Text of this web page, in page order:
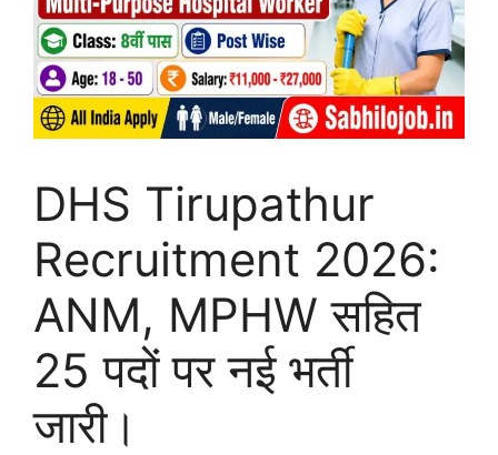
DHS Tirupathur
Recruitment 2026:
ANM, MPHW सहित
25 पदों पर नई भर्ती
जारी।